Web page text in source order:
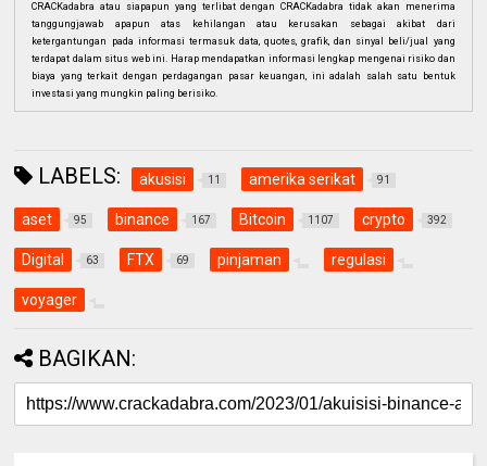
CRACKadabra atau siapapun yang terlibat dengan CRACKadabra tidak akan menerima
tanggungjawab apapun atas kehilangan atau kerusakan sebagai akibat dari
ketergantungan pada informasi termasuk data, quotes, grafik, dan sinyal beli/jual yang
terdapat dalam situs web ini. Harap mendapatkan informasi lengkap mengenai risiko dan
biaya yang terkait dengan perdagangan pasar keuangan, ini adalah salah satu bentuk
investasi yang mungkin paling berisiko.
LABELS: akusisi 11 amerika serikat 91
aset 95 binance 167 Bitcoin 1107 crypto 392
Digital 63 FTX 69 pinjaman regulasi
voyager
BAGIKAN: